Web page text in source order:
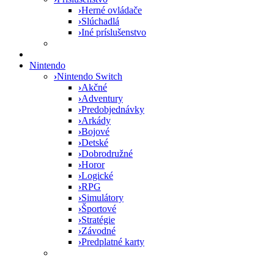
›Herné ovládače
›Slúchadlá
›Iné príslušenstvo
Nintendo
›Nintendo Switch
›Akčné
›Adventury
›Predobjednávky
›Arkády
›Bojové
›Detské
›Dobrodružné
›Horor
›Logické
›RPG
›Simulátory
›Športové
›Stratégie
›Závodné
›Predplatné karty